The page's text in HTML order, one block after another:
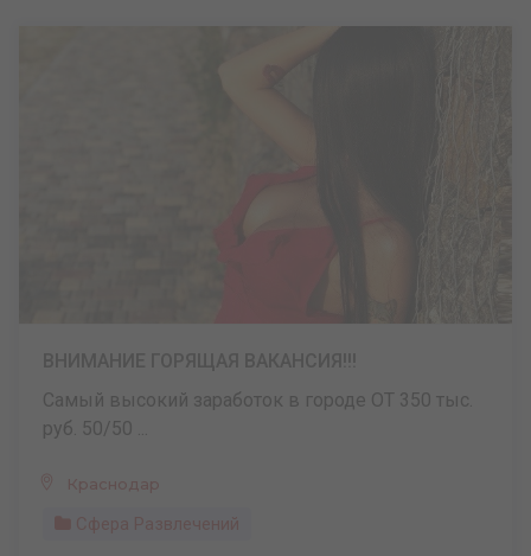
Самый высокий заработок в городе ОТ 350 тыс.
руб. 50/50 ...
Краснодар
Сфера Развлечений